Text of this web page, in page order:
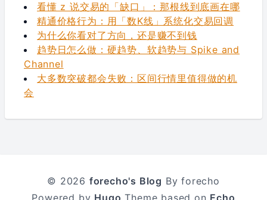
看懂 z 说交易的「缺口」：那根线到底画在哪
精通价格行为：用「数K线」系统化交易回调
为什么你看对了方向，还是赚不到钱
趋势日怎么做：硬趋势、软趋势与 Spike and
Channel
大多数突破都会失败：区间行情里值得做的机
会
© 2026 forecho's Blog By forecho